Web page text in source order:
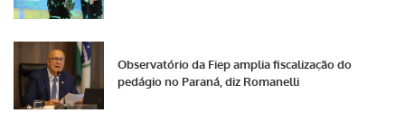
Observatório da Fiep amplia fiscalização do
pedágio no Paraná, diz Romanelli